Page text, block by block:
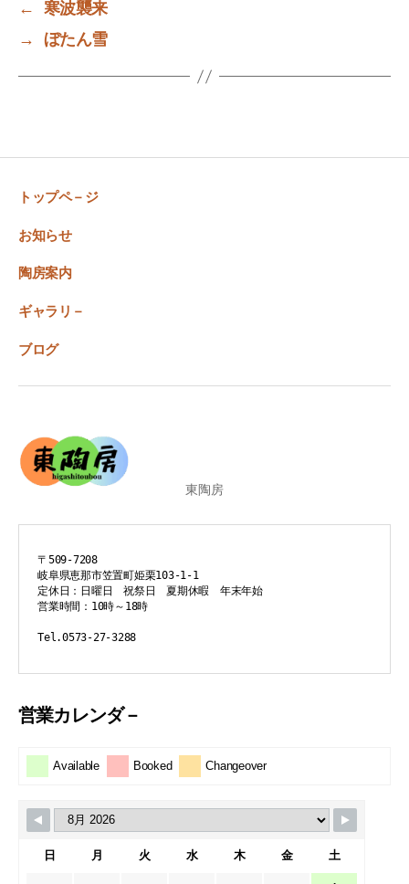
←
寒波襲来
→
ぼたん雪
トップペ－ジ
お知らせ
陶房案内
ギャラリ－
ブログ
東陶房
〒509-7208
岐阜県恵那市笠置町姫栗103-1-1
定休日：日曜日　祝祭日　夏期休暇　年末年始
営業時間：10時～18時
Tel.0573-27-3288
営業カレンダ－
Available Booked Changeover
日 月 火 水 木 金 土